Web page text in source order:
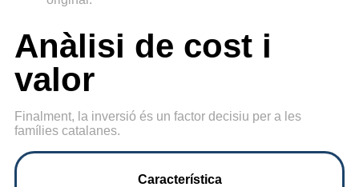
Anàlisi de cost i
valor
Finalment, la inversió és un factor decisiu per a les
famílies catalanes.
Característica